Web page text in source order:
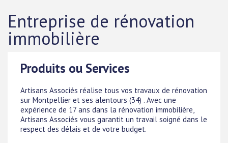
Entreprise de rénovation
immobilière
Produits ou Services
Artisans Associés réalise tous vos travaux de rénovation
sur Montpellier et ses alentours (34) . Avec une
expérience de 17 ans dans la rénovation immobilière,
Artisans Associés vous garantit un travail soigné dans le
respect des délais et de votre budget.